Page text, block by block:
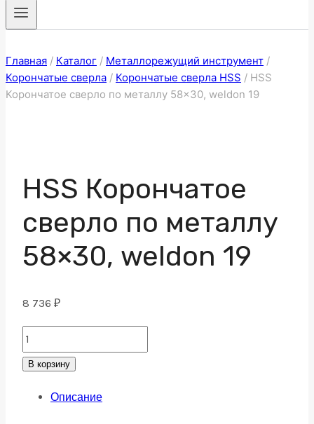
Главная / Каталог / Металлорежущий инструмент /
Корончатые сверла / Корончатые сверла HSS / HSS
Корончатое сверло по металлу 58×30, weldon 19
HSS Корончатое
сверло по металлу
58×30, weldon 19
8 736 ₽
HSS
Корончатое
В корзину
Описание